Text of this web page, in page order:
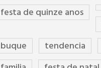
festa de quinze anos
buque
tendencia